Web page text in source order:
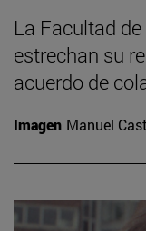
La Facultad
estrechan su
acuerdo de
Imagen Manuel